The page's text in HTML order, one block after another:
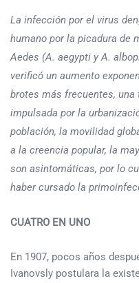
La infección por el virus
humano por la picadura de
Aedes (A. aegypti y A.
verificó un aumento
brotes más frecuentes, una
impulsada por la
población, la movilidad
a la creencia popular, la
son asintomáticas, por lo
haber cursado la
CUATRO EN UNO
En 1907, pocos años
Ivanovsly postulara la